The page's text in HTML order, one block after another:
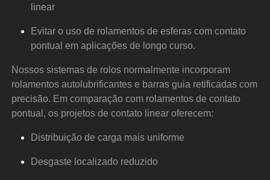
linear
Evitar o uso de rolamentos de esferas com contato
pontual em aplicações de longo curso.
Nossos sistemas de rolos normalmente incorporam
rolamentos autolubrificantes e barras guia retificadas com
precisão. Em comparação com rolamentos de contato
pontual, os projetos de contato linear oferecem:
Distribuição de carga mais uniforme
Desgaste localizado reduzido